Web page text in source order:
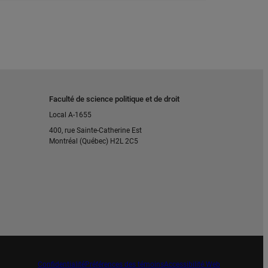
Faculté de science politique et de droit
Local A-1655
400, rue Sainte-Catherine Est
Montréal (Québec) H2L 2C5
ConfidentialitéPréférences des témoinsAccessibilité Web